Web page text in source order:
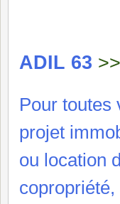
ADIL 63
Pour toutes
projet
ou location
copropriété,